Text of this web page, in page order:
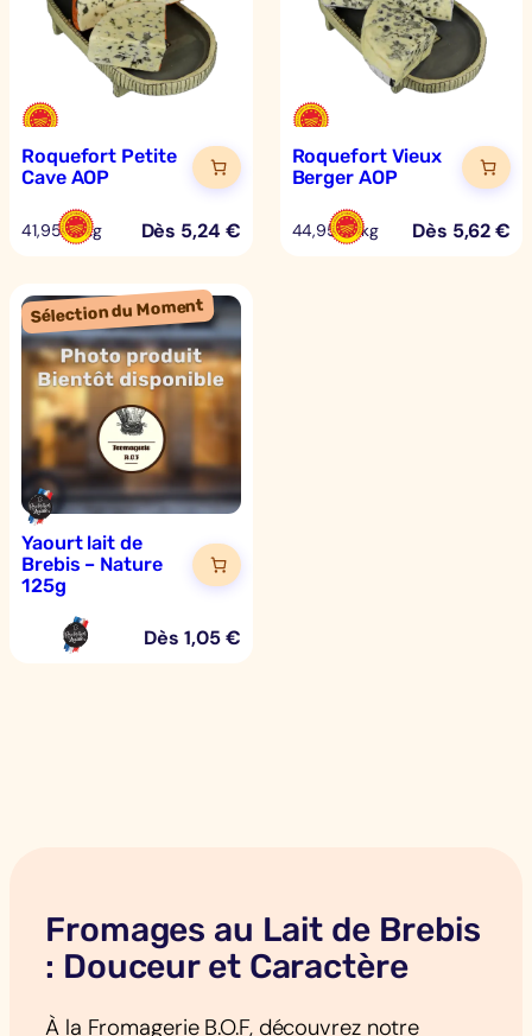
Roquefort Petite
Cave AOP
41,95 €/kg Dès 5,24 €
Roquefort Vieux
Berger AOP
44,95 €/kg Dès 5,62€
Yaourt lait de
Brebis – Nature
125g
Dès1,05€
Fromages au Lait de Brebis
: Douceur et Caractère
À la Fromagerie B.O.F, découvrez notre